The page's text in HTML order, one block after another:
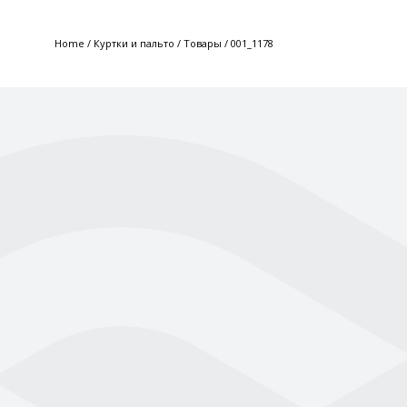
Home / Куртки и пальто / Товары / 001_1178